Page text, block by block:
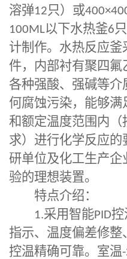
溶弹12只）或
100ML以下水热釜6
计制作。水热反应
件，内部衬有聚四氟
各种强酸、强碱等
何腐蚀污染，能够满
和额定温度范围内（
求）进行化学反应
研单位及化工生产企
验的理想装置。
特点介绍：
1.采用智能PID控
指示、温度偏差修整
控温精确可靠。室温